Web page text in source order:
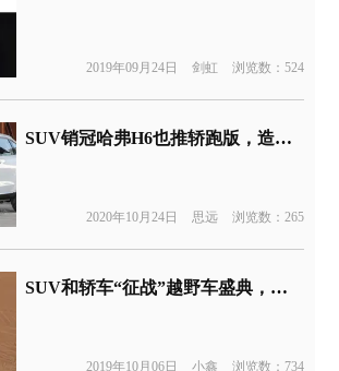
2019年09月24日 剑虹 浏览数：524
SUV销冠哈弗H6也推轿跑版，造型设计惹争议
2020年10月24日 思远 浏览数：265
SUV和轿车“征战”越野车盛典，阿拉善英雄会秒变“翻车会”
2019年10月06日 小鑫 浏览数：734